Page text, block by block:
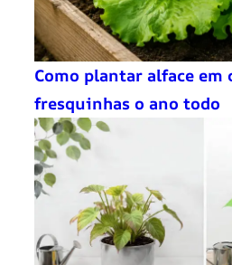
Como plantar alface em
fresquinhas o ano todo